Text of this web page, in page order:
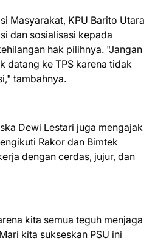
Masyarakat, KPU Barito Utara
dan sosialisasi kepada
hak pilihnya. "Jangan
datang ke TPS karena tidak
tambahnya.
Dewi Lestari juga mengajak
Rakor dan Bimtek
dengan cerdas, jujur, dan
kita semua teguh menjaga
kita sukseskan PSU ini